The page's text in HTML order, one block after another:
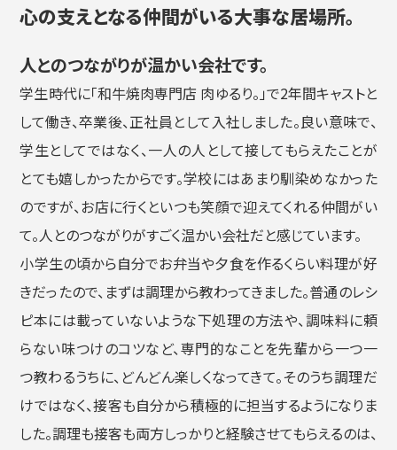
心の支えとなる仲間がいる大事な居場所。
人とのつながりが温かい会社です。
学生時代に「和牛焼肉専門店 肉ゆるり。」で2年間キャストと
して働き、卒業後、正社員として入社しました。良い意味で、
学生としてではなく、一人の人として接してもらえたことが
とても嬉しかったからです。学校にはあまり馴染めなかった
のですが、お店に行くといつも笑顔で迎えてくれる仲間がい
て。人とのつながりがすごく温かい会社だと感じています。
小学生の頃から自分でお弁当や夕食を作るくらい料理が好
きだったので、まずは調理から教わってきました。普通のレシ
ピ本には載っていないような下処理の方法や、調味料に頼
らない味つけのコツなど、専門的なことを先輩から一つ一
つ教わるうちに、どんどん楽しくなってきて。そのうち調理だ
けではなく、接客も自分から積極的に担当するようになりま
した。調理も接客も両方しっかりと経験させてもらえるのは、